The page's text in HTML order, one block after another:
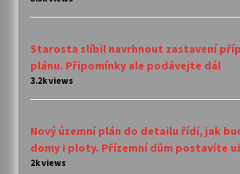
Starosta slíbil navrhnout zastavení
plánu. Připomínky ale podávejte dál
3.2k views
Nový územní plán do detailu řídí, jak
domy i ploty. Přízemní dům postavíte
2k views